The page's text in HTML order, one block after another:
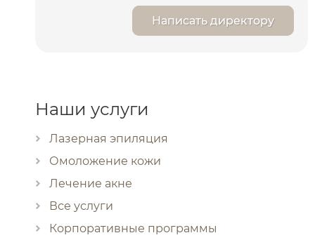
Написать директору
Наши услуги
Лазерная эпиляция
Омоложение кожи
Лечение акне
Все услуги
Корпоративные программы